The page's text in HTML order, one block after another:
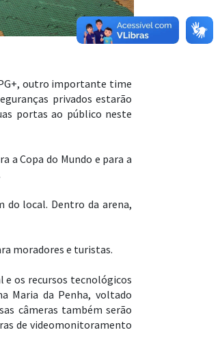
outro importante time
privados estarão
portas ao público neste
a Copa do Mundo e para a
do local. Dentro da arena,
moradores e turistas.
e os recursos tecnológicos
Maria da Penha, voltado
câmeras também serão
de videomonitoramento